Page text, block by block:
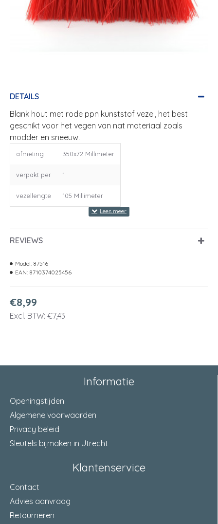
DETAILS
Blank hout met rode ppn kunststof vezel, het best
geschikt voor het vegen van nat materiaal zoals
modder en sneeuw.
afmeting 350x72 Millimeter
verpakt per 1
vezellengte 105 Millimeter
REVIEWS
€8,99
Excl. BTW: €7,43
Model: 87516
EAN: 8710374025456
Informatie
Openingstijden
Algemene voorwaarden
Privacy beleid
Sleutels bijmaken in Utrecht
Klantenservice
Contact
Advies aanvraag
Retourneren